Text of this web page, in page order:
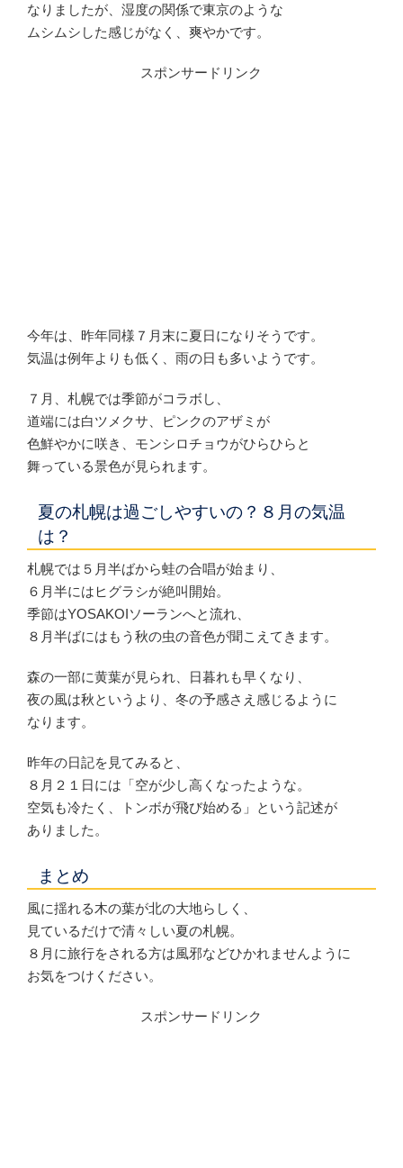
なりましたが、湿度の関係で東京のような
ムシムシした感じがなく、爽やかです。
スポンサードリンク
今年は、昨年同様７月末に夏日になりそうです。
気温は例年よりも低く、雨の日も多いようです。
７月、札幌では季節がコラボし、
道端には白ツメクサ、ピンクのアザミが
色鮮やかに咲き、モンシロチョウがひらひらと
舞っている景色が見られます。
夏の札幌は過ごしやすいの？８月の気温
は？
札幌では５月半ばから蛙の合唱が始まり、
６月半にはヒグラシが絶叫開始。
季節はYOSAKOIソーランへと流れ、
８月半ばにはもう秋の虫の音色が聞こえてきます。
森の一部に黄葉が見られ、日暮れも早くなり、
夜の風は秋というより、冬の予感さえ感じるように
なります。
昨年の日記を見てみると、
８月２１日には「空が少し高くなったような。
空気も冷たく、トンボが飛び始める」という記述が
ありました。
まとめ
風に揺れる木の葉が北の大地らしく、
見ているだけで清々しい夏の札幌。
８月に旅行をされる方は風邪などひかれませんように
お気をつけください。
スポンサードリンク